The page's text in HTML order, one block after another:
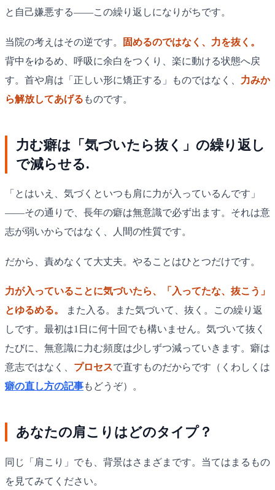
と自己嫌悪する——この繰り返しになりがちです。
当院の考えはその逆です。
固めるのではなく、力を抜く。
背中をゆるめ、呼吸に余白をつくり、楽に動ける状態へ戻
す。首や肩は「正しい形に矯正する」ものではなく、 力みか
ら解放してあげる ものです。
力む癖は「気づいたら抜く」の繰り返し
で減らせる.
「とはいえ、気づくといつも肩に力が入っているんです」
——その通りで、長年の癖は無意識で必ず出ます。それは意
志が弱いからではなく、人間の性質です。
だから、責めなくて大丈夫。やることはひとつだけです。
力が入っていることに気づいたら、「入ってたな、抜こう」
とゆるめる。
また入る。また気づいて、抜く。この繰り返
しです。最初は1日に何十回でも構いません。気づいて抜く
たびに、無意識に力む頻度は少しずつ減っていきます。癖は
意志ではなく、 プロセスで直すものだからです（くわしくは
癖の直し方の記事もどうぞ）。
あなたの肩こりはどのタイプ？
同じ「肩こり」でも、背景はさまざまです。当てはまるもの
を見てみてください。